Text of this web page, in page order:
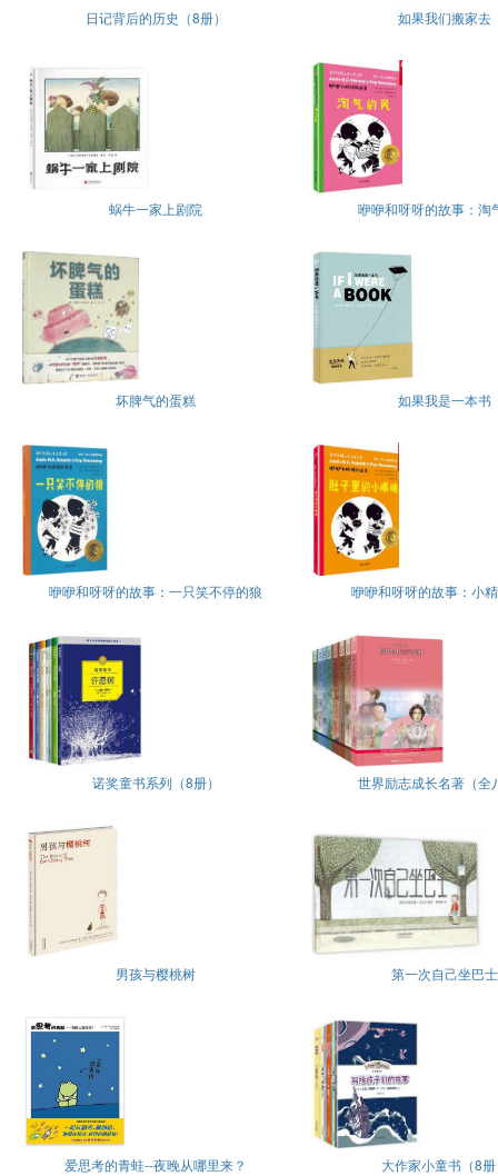
日记背后的历史（8册） 如果我们搬家去
蜗牛一家上剧院 咿咿和呀呀的故事：淘
坏脾气的蛋糕 如果我是一本书
咿咿和呀呀的故事：一只笑不停的狼 咿咿和呀呀的故事：小
诺奖童书系列（8册） 世界励志成长名著（全
男孩与樱桃树 第一次自己坐巴士
爱思考的青蛙--夜晚从哪里来？ 大作家小童书（8